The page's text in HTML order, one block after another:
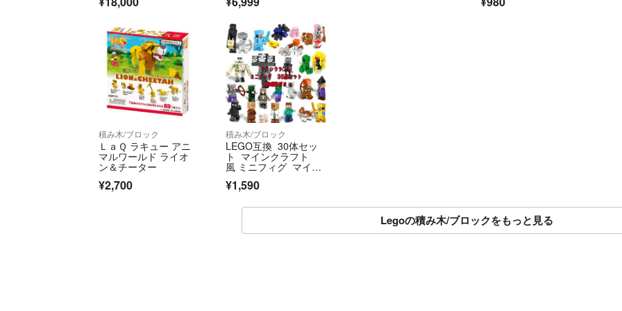
積み木/ブロック
ＬａＱ ラキュー アニ
マルワールド ライオ
ン＆チーター
¥2,700
積み木/ブロック
LEGO互換 30体セッ
ト マインクラフト
風 ミニフィグ マイク
ラ 匿名配送
¥1,590
Legoの積み木/ブロックをもっと見る